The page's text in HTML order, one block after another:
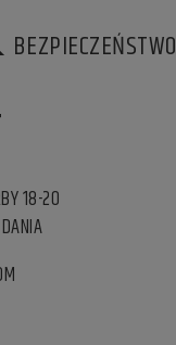
BEZPIECZEŃSTWO
18-20